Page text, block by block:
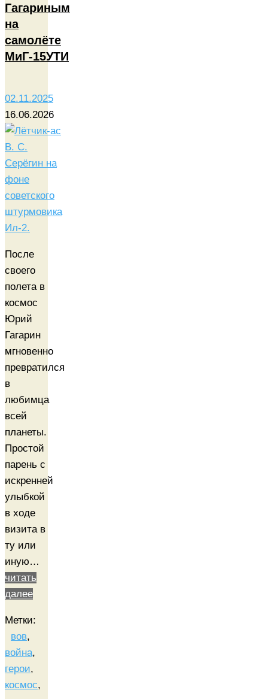
Гагариным
на
самолёте
МиГ-15УТИ
02.11.2025
16.06.2026
После
своего
полета в
космос
Юрий
Гагарин
мгновенно
превратился
в
любимца
всей
планеты.
Простой
парень с
искренней
улыбкой
в ходе
визита в
ту или
иную…
читать
далее
Метки:
вов,
война,
герои,
космос,